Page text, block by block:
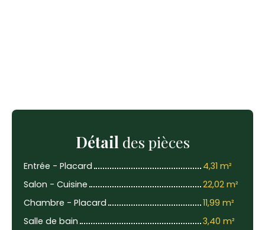
Détail des pièces
Entrée - Placard
4,31 m²
Salon - Cuisine
22,02 m²
Chambre - Placard
11,99 m²
Salle de bain
3,40 m²